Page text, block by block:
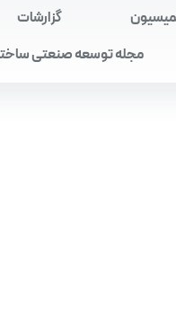
گزارشات
مجله توسعه صنعتی